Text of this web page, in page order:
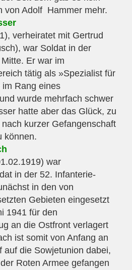
von Adolf Hammer mehr.
verheiratet mit Gertrud
war Soldat in der
Er war im
tätig als »Spezialist für
Rang eines
wurde mehrfach schwer
hatte aber das Glück, zu
kurzer Gefangenschaft
können.
war
in der 52. Infanterie-
in den von
Gebieten eingesetzt
1941 für den
an die Ostfront verlagert
ist somit von Anfang an
auf die Sowjetunion dabei,
Roten Armee gefangen